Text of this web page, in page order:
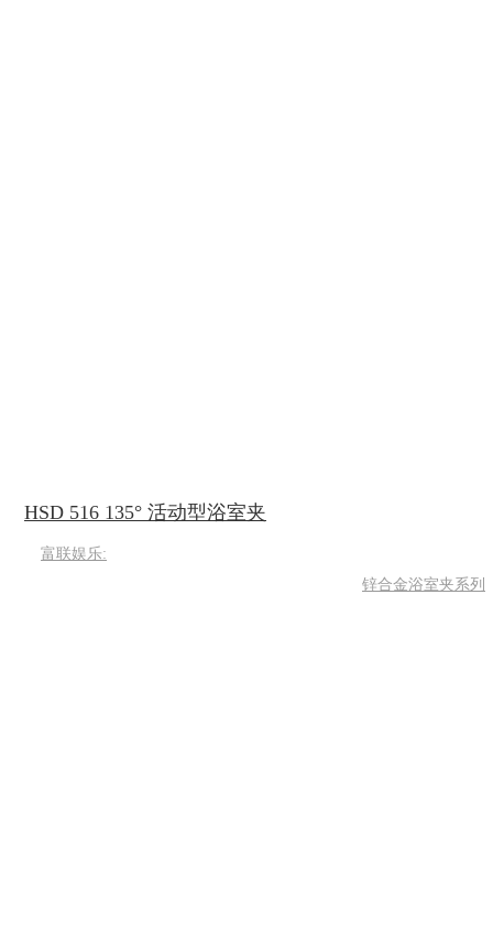
HSD 516 135° 活动型浴室夹
富联娱乐:
锌合金浴室夹系列